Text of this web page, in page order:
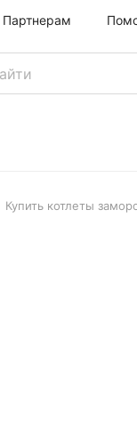
Партнерам
Купить котлеты